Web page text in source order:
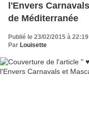
l'Envers Carnavals et Mascarades d'Europe et
de Méditerranée
Publié le 23/02/2015 à 22:19
Par Louisette